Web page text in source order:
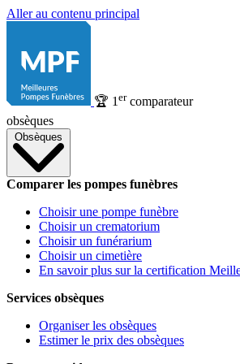
Aller au contenu principal
🏆 1 ercomparateur
obsèques
Obsèques
Comparer les pompes funèbres
Choisir une pompe funèbre
Choisir un crematorium
Choisir un funérarium
Choisir un cimetière
En savoir plus sur la certification
Services obsèques
Organiser les obsèques
Estimer le prix des obsèques